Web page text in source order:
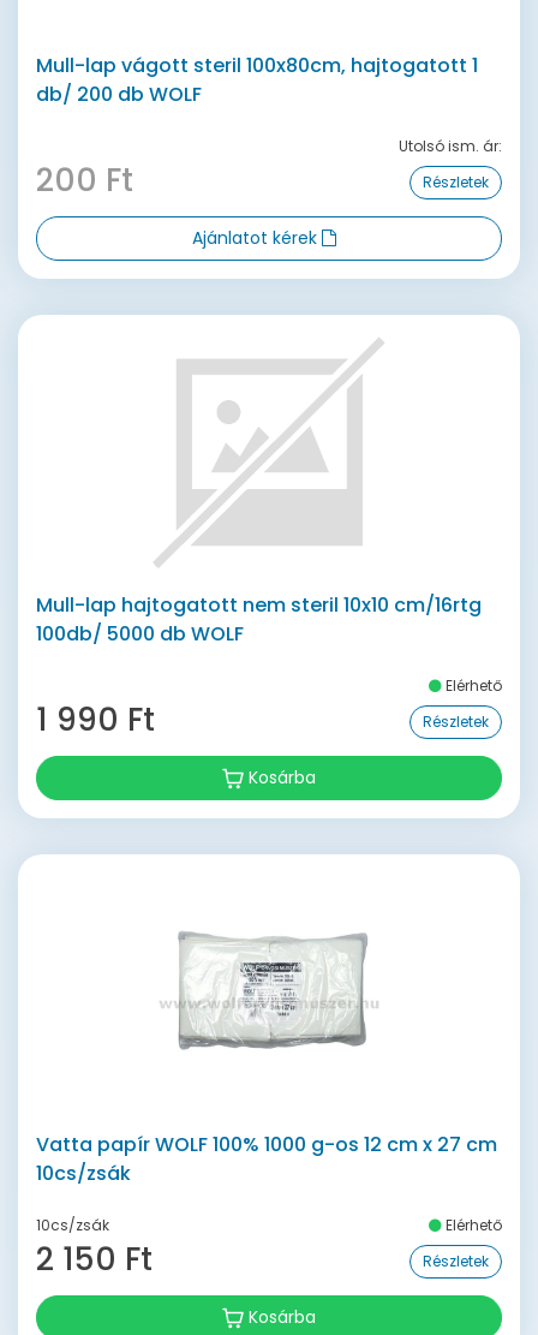
Mull-lap vágott steril 100x80cm, hajtogatott 1
db/ 200 db WOLF
Utolsó ism. ár:
200 Ft Részletek
Ajánlatot kérek
Mull-lap hajtogatott nem steril 10x10 cm/16rtg
100db/ 5000 db WOLF
Elérhető
1 990 Ft Részletek
Kosárba
Vatta papír WOLF 100% 1000 g-os 12 cm x 27 cm
10cs/zsák
10cs/zsák Elérhető
2 150 Ft Részletek
Kosárba